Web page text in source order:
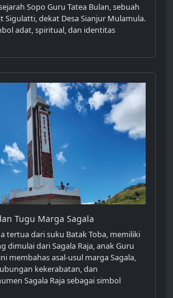
Sopo Guru Tatea Bulan, sebuah
Sigulatti, dekat Desa Sianjur Mulamula.
adat, spiritual, dan identitas
Tugu Marga Sagala
tertua dari suku Batak Toba, memiliki
dimulai dari Sagala Raja, anak Guru
membahas asal-usul marga Sagala,
kekerabatan, dan
Sagala Raja sebagai simbol